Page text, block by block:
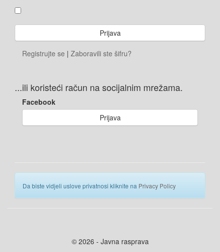
Registrujte se | Zaboravili ste šifru?
...ili koristeći račun na socijalnim mrežama.
Facebook
Prijava
Da biste vidjeli uslove privatnosi kliknite na Privacy Policy
© 2026 - Javna rasprava